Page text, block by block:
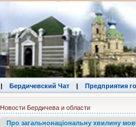
| Бердичевский Чат | Предприятия
Новости Бердичева и области
Про загальнонаціональну хвилину